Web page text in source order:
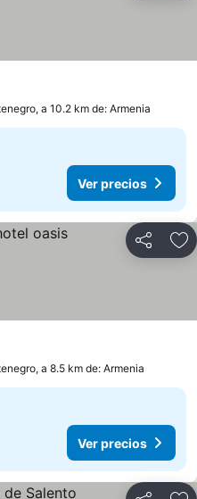
a 10.2 km de: Armenia
Ver precios
Compartir
a 8.5 km de: Armenia
Ver precios